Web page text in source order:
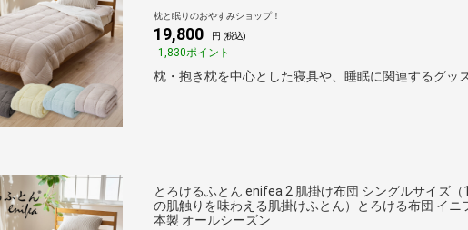
枕と眠りのおやすみショップ！
19,800 円 (税込)
1,830ポイント
枕・抱き枕を中心とした寝具や、睡眠に関連するグッ
とろけるふとん enifea 2 肌掛け布団 シングルサイズ
の肌触りを味わえる肌掛けふとん）とろける布団 イニ
本製 オールシーズン